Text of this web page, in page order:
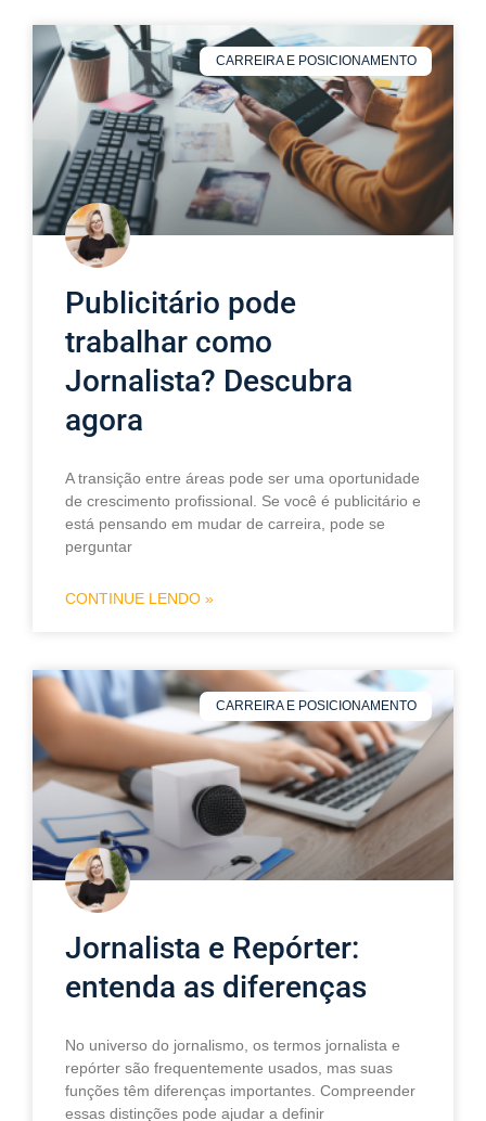
CARREIRA E POSICIONAMENTO
Publicitário pode
trabalhar como
Jornalista? Descubra
agora
A transição entre áreas pode ser uma oportunidade
de crescimento profissional. Se você é publicitário e
está pensando em mudar de carreira, pode se
perguntar
CONTINUE LENDO »
CARREIRA E POSICIONAMENTO
Jornalista e Repórter:
entenda as diferenças
No universo do jornalismo, os termos jornalista e
repórter são frequentemente usados, mas suas
funções têm diferenças importantes. Compreender
essas distinções pode ajudar a definir